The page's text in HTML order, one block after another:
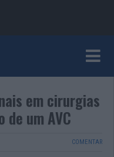
em cirurgias
de um AVC
COMENTAR